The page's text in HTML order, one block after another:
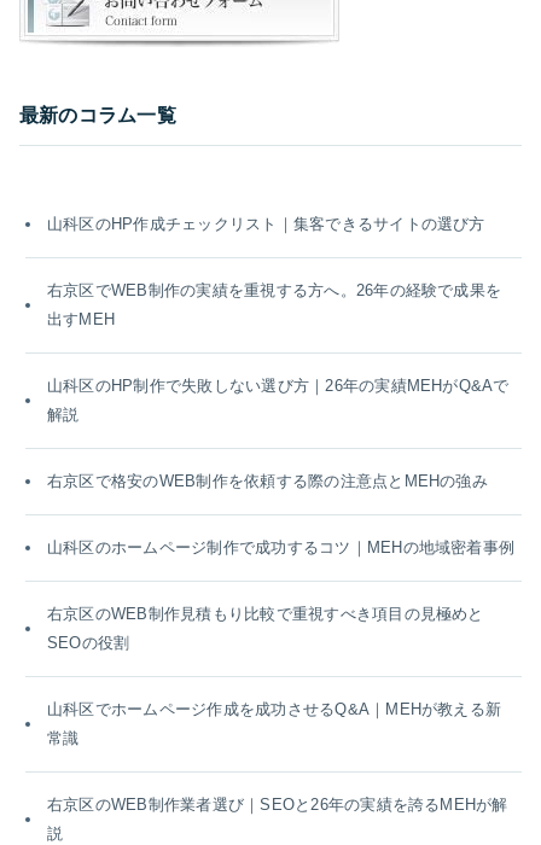
最新のコラム一覧
山科区のHP作成チェックリスト｜集客できるサイトの選び方
右京区でWEB制作の実績を重視する方へ。26年の経験で成果を
出すMEH
山科区のHP制作で失敗しない選び方｜26年の実績MEHがQ&Aで
解説
右京区で格安のWEB制作を依頼する際の注意点とMEHの強み
山科区のホームページ制作で成功するコツ｜MEHの地域密着事例
右京区のWEB制作見積もり比較で重視すべき項目の見極めと
SEOの役割
山科区でホームページ作成を成功させるQ&A｜MEHが教える新
常識
右京区のWEB制作業者選び｜SEOと26年の実績を誇るMEHが解
説